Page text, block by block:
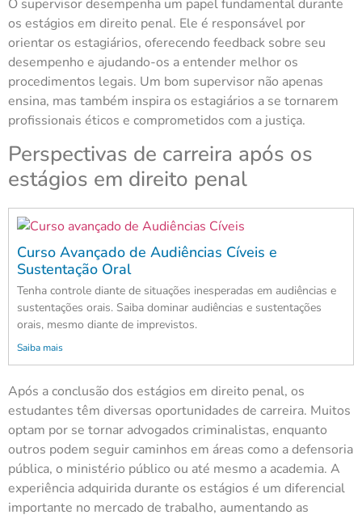
O supervisor desempenha um papel fundamental durante
os estágios em direito penal. Ele é responsável por
orientar os estagiários, oferecendo feedback sobre seu
desempenho e ajudando-os a entender melhor os
procedimentos legais. Um bom supervisor não apenas
ensina, mas também inspira os estagiários a se tornarem
profissionais éticos e comprometidos com a justiça.
Perspectivas de carreira após os
estágios em direito penal
Curso Avançado de Audiências Cíveis e
Sustentação Oral
Tenha controle diante de situações inesperadas em audiências e
sustentações orais. Saiba dominar audiências e sustentações
orais, mesmo diante de imprevistos.
Saiba mais
Após a conclusão dos estágios em direito penal, os
estudantes têm diversas oportunidades de carreira. Muitos
optam por se tornar advogados criminalistas, enquanto
outros podem seguir caminhos em áreas como a defensoria
pública, o ministério público ou até mesmo a academia. A
experiência adquirida durante os estágios é um diferencial
importante no mercado de trabalho, aumentando as